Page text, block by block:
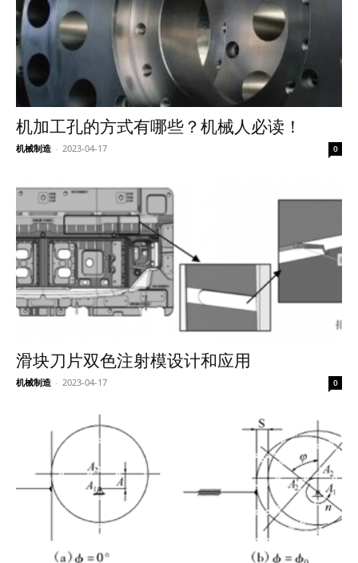
机加工孔的方式有哪些？机械人必读！
机械制造 - 2023-04-17 0
滑块刀片双色注射模设计和应用
机械制造 - 2023-04-17 0